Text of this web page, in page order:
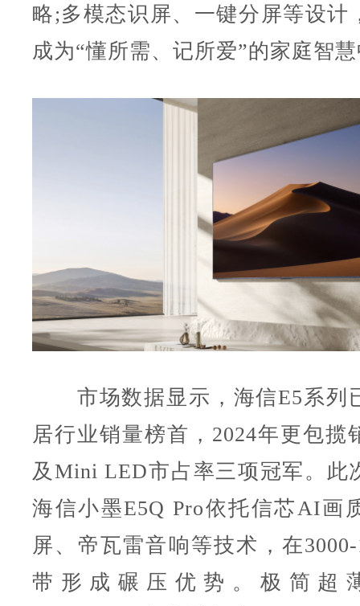
略;多模态识屏、一键分屏等设计
成为“懂所需、记所爱”的家庭智
市场数据显示，海信E5系列
居行业销量榜首，2024年更包揽
及Mini LED市占率三项冠军。此
海信小墨E5Q Pro依托信芯AI画
屏、帝瓦雷音响等技术，在
带形成碾压优势。极简超